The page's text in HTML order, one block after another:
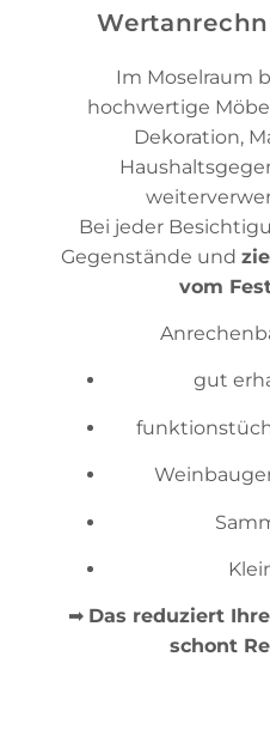
Im Moselraum
hochwertige
Dekoration,
Bei jeder
Gegenstände und
vom
gut
➡ Das reduziert
schont